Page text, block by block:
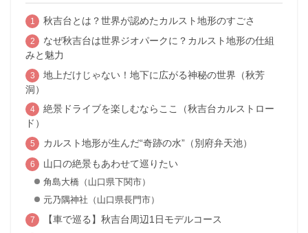
秋吉台とは？世界が認めたカルスト地形のすごさ
なぜ秋吉台は世界ジオパークに？カルスト地形の仕組
みと魅力
地上だけじゃない！地下に広がる神秘の世界（秋芳
洞）
絶景ドライブを楽しむならここ（秋吉台カルストロー
ド）
カルスト地形が生んだ“奇跡の水”（別府弁天池）
山口の絶景もあわせて巡りたい
角島大橋（山口県下関市）
元乃隅神社（山口県長門市）
【車で巡る】秋吉台周辺1日モデルコース